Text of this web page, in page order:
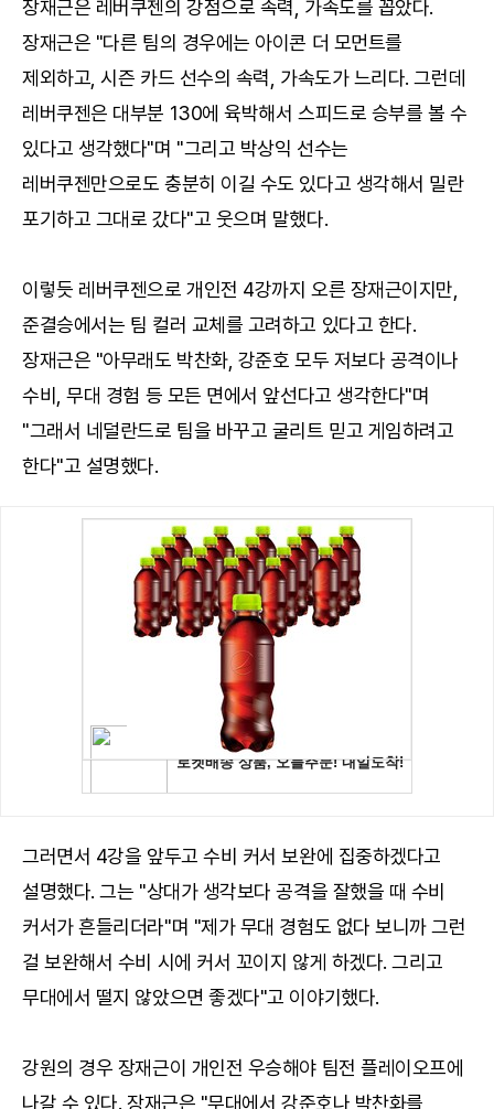
장재근은 레버쿠젠의 강점으로 속력, 가속도를 꼽았다.
장재근은 "다른 팀의 경우에는 아이콘 더 모먼트를
제외하고, 시즌 카드 선수의 속력, 가속도가 느리다. 그런데
레버쿠젠은 대부분 130에 육박해서 스피드로 승부를 볼 수
있다고 생각했다"며 "그리고 박상익 선수는
레버쿠젠만으로도 충분히 이길 수도 있다고 생각해서 밀란
포기하고 그대로 갔다"고 웃으며 말했다.
이렇듯 레버쿠젠으로 개인전 4강까지 오른 장재근이지만,
준결승에서는 팀 컬러 교체를 고려하고 있다고 한다.
장재근은 "아무래도 박찬화, 강준호 모두 저보다 공격이나
수비, 무대 경험 등 모든 면에서 앞선다고 생각한다"며
"그래서 네덜란드로 팀을 바꾸고 굴리트 믿고 게임하려고
한다"고 설명했다.
그러면서 4강을 앞두고 수비 커서 보완에 집중하겠다고
설명했다. 그는 "상대가 생각보다 공격을 잘했을 때 수비
커서가 흔들리더라"며 "제가 무대 경험도 없다 보니까 그런
걸 보완해서 수비 시에 커서 꼬이지 않게 하겠다. 그리고
무대에서 떨지 않았으면 좋겠다"고 이야기했다.
강원의 경우 장재근이 개인전 우승해야 팀전 플레이오프에
나갈 수 있다. 장재근은 "무대에서 강준호나 박찬화를